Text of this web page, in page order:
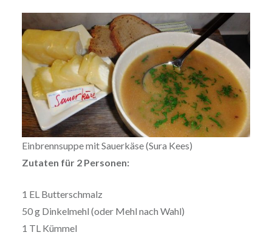
Einbrennsuppe mit Sauerkäse (Sura Kees)
Zutaten für 2 Personen:
1 EL Butterschmalz
50 g Dinkelmehl (oder Mehl nach Wahl)
1 TL Kümmel